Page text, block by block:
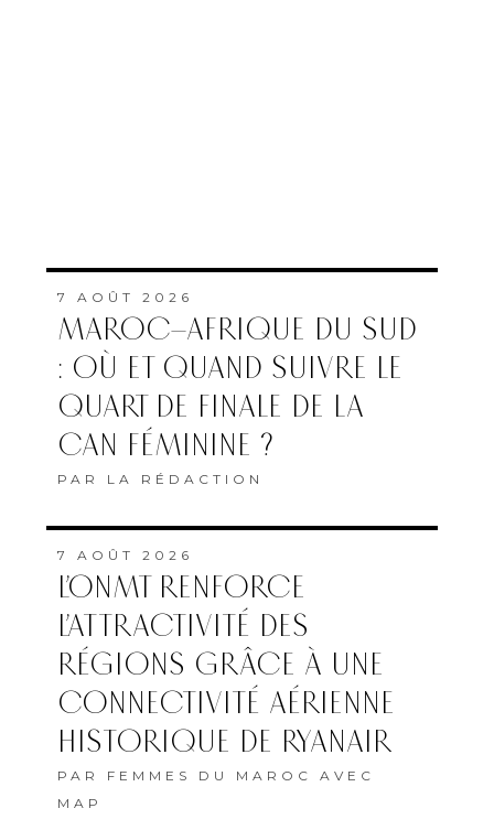
7 AOÛT 2026
MAROC–AFRIQUE DU SUD
: OÙ ET QUAND SUIVRE LE
QUART DE FINALE DE LA
CAN FÉMININE ?
PAR LA RÉDACTION
7 AOÛT 2026
L’ONMT RENFORCE
L’ATTRACTIVITÉ DES
RÉGIONS GRÂCE À UNE
CONNECTIVITÉ AÉRIENNE
HISTORIQUE DE RYANAIR
PAR FEMMES DU MAROC AVEC
MAP